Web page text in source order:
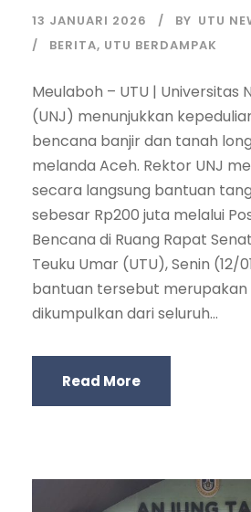
13 JANUARI 2026 BY UTU
BERITA, UTU BERDAMPAK
Meulaboh – UTU | Universitas
(UNJ) menunjukkan
bencana banjir dan tanah
melanda Aceh. Rektor UNJ
secara langsung bantuan
sebesar Rp200 juta melalui
Bencana di Ruang Rapat
Teuku Umar (UTU), Senin (12/
bantuan tersebut merupakan
dikumpulkan dari seluruh...
Read More